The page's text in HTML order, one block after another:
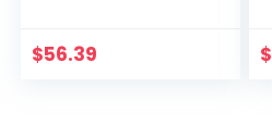
$56.39 $